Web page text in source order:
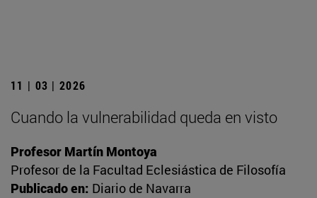
11 | 03 | 2026
Cuando la vulnerabilidad queda en visto
Profesor Martín Montoya
Profesor de la Facultad Eclesiástica de Filosofía
Publicado en: Diario de Navarra